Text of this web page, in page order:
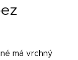
má vrchný